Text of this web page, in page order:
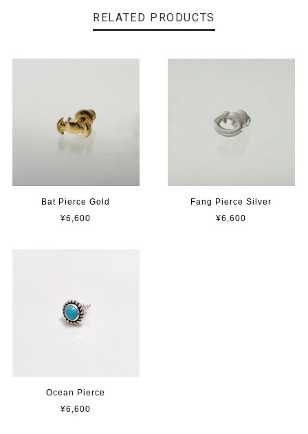
RELATED PRODUCTS
Bat Pierce Gold
¥6,600
Fang Pierce Silver
¥6,600
Ocean Pierce
¥6,600